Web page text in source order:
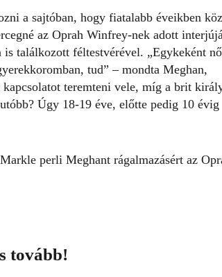
a sajtóban, hogy fiatalabb éveikben
az Oprah Winfrey-nek adott
is találkozott féltestvérével. „Egykeként
tud” – mondta Meghan,
teremteni vele, míg a brit
Úgy 18-19 éve, előtte pedig 10 évig
perli Meghant rágalmazásért az
tovább!